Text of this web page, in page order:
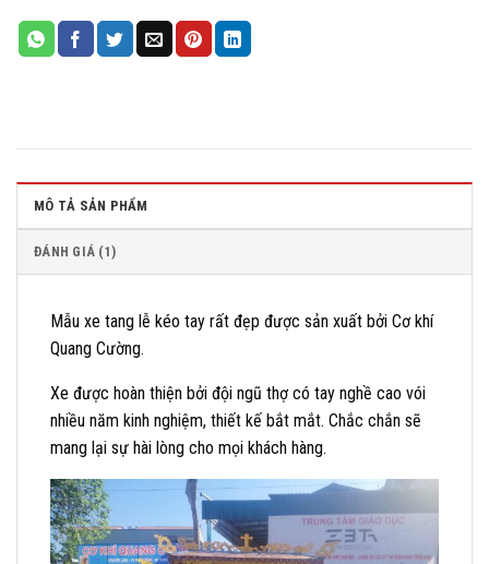
MÔ TẢ SẢN PHẨM
ĐÁNH GIÁ (1)
Mẫu xe tang lễ kéo tay rất đẹp được sản xuất bởi Cơ khí
Quang Cường.
Xe được hoàn thiện bởi đội ngũ thợ có tay nghề cao vói
nhiều năm kinh nghiệm, thiết kế bắt mắt. Chắc chắn sẽ
mang lại sự hài lòng cho mọi khách hàng.